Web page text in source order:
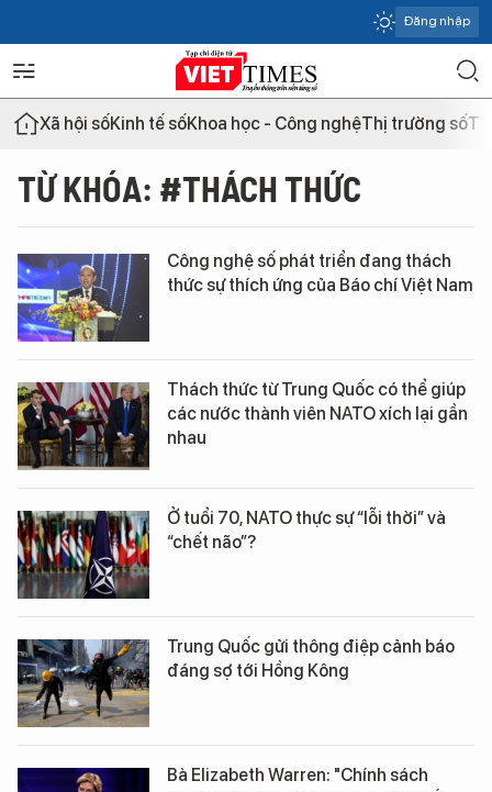
Đăng nhập
Xã hội sốKinh tế sốKhoa học - Công nghệThị trường số
TỪ KHÓA: #THÁCH THỨC
Công nghệ số phát triển đang thách
thức sự thích ứng của Báo chí Việt Nam
Thách thức từ Trung Quốc có thể giúp
các nước thành viên NATO xích lại gần
nhau
Ở tuổi 70, NATO thực sự “lỗi thời” và
“chết não”?
Trung Quốc gửi thông điệp cảnh báo
đáng sợ tới Hồng Kông
Bà Elizabeth Warren: "Chính sách